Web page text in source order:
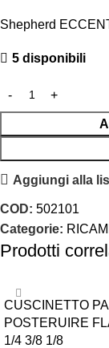
Shepherd
5 disponibili
Aggiungi alla
COD: 502101
Categorie:
Prodotti
-5%
ESAURITO
CUSCINETTO
POSTERUIRE
1/4 3/8 1/8